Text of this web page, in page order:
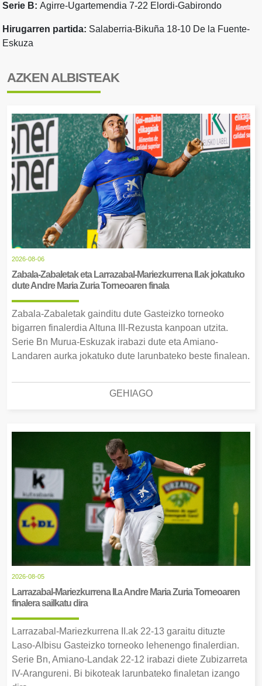
Serie B: Agirre-Ugartemendia 7-22 Elordi-Gabirondo
Hirugarren partida: Salaberria-Bikuña 18-10 De la Fuente-
Eskuza
AZKEN ALBISTEAK
2026-08-06
Zabala-Zabaletak eta Larrazabal-Mariezkurrena II.ak jokatuko
dute Andre Maria Zuria Torneoaren finala
Zabala-Zabaletak gainditu dute Gasteizko torneoko
bigarren finalerdia Altuna III-Rezusta kanpoan utzita.
Serie Bn Murua-Eskuzak irabazi dute eta Amiano-
Landaren aurka jokatuko dute larunbateko beste finalean.
GEHIAGO
2026-08-05
Larrazabal-Mariezkurrena II.a Andre Maria Zuria Torneoaren
finalera sailkatu dira
Larrazabal-Mariezkurrena II.ak 22-13 garaitu dituzte
Laso-Albisu Gasteizko torneoko lehenengo finalerdian.
Serie Bn, Amiano-Landak 22-12 irabazi diete Zubizarreta
IV-Arangureni. Bi bikoteak larunbateko finaletan izango